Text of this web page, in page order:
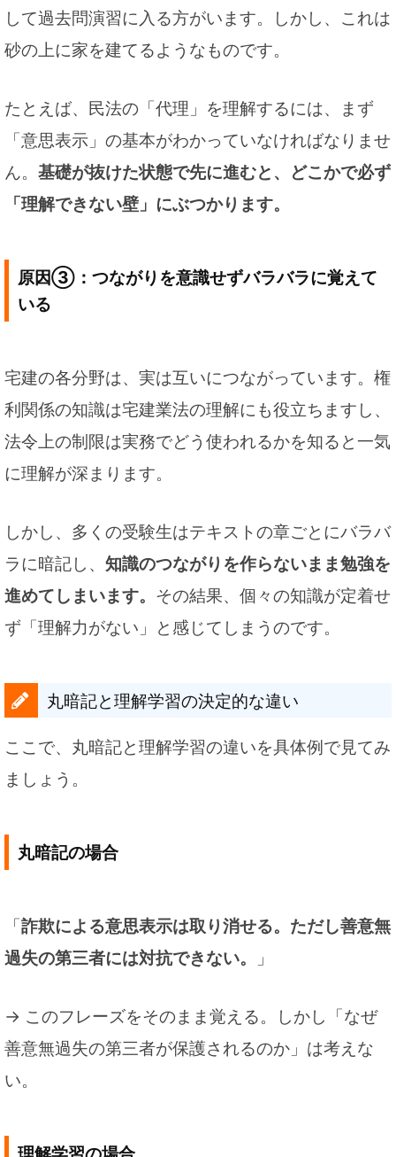
して過去問演習に入る方がいます。しかし、これは
砂の上に家を建てるようなものです。
たとえば、民法の「代理」を理解するには、まず
「意思表示」の基本がわかっていなければなりませ
ん。 基礎が抜けた状態で先に進むと、どこかで必ず
「理解できない壁」にぶつかります。
原因③：つながりを意識せずバラバラに覚えて
いる
宅建の各分野は、実は互いにつながっています。権
利関係の知識は宅建業法の理解にも役立ちますし、
法令上の制限は実務でどう使われるかを知ると一気
に理解が深まります。
しかし、多くの受験生はテキストの章ごとにバラバ
ラに暗記し、 知識のつながりを作らないまま勉強を
進めてしまいます。 その結果、個々の知識が定着せ
ず「理解力がない」と感じてしまうのです。
丸暗記と理解学習の決定的な違い
ここで、丸暗記と理解学習の違いを具体例で見てみ
ましょう。
丸暗記の場合
「詐欺による意思表示は取り消せる。ただし善意無
過失の第三者には対抗できない。
」
→ このフレーズをそのまま覚える。しかし「なぜ
善意無過失の第三者が保護されるのか」は考えな
い。